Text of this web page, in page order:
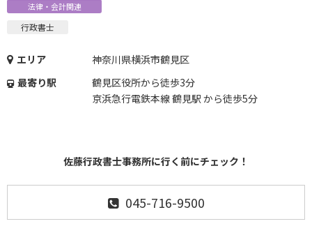
法律・会計関連
行政書士
エリア
神奈川県横浜市鶴見区
最寄り駅
鶴見区役所から徒歩3分
京浜急行電鉄本線 鶴見駅 から徒歩5分
佐藤行政書士事務所に行く前にチェック！
045-716-9500